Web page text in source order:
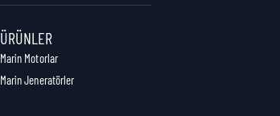
ÜRÜNLER
Marin Motorlar
Marin Jeneratörler